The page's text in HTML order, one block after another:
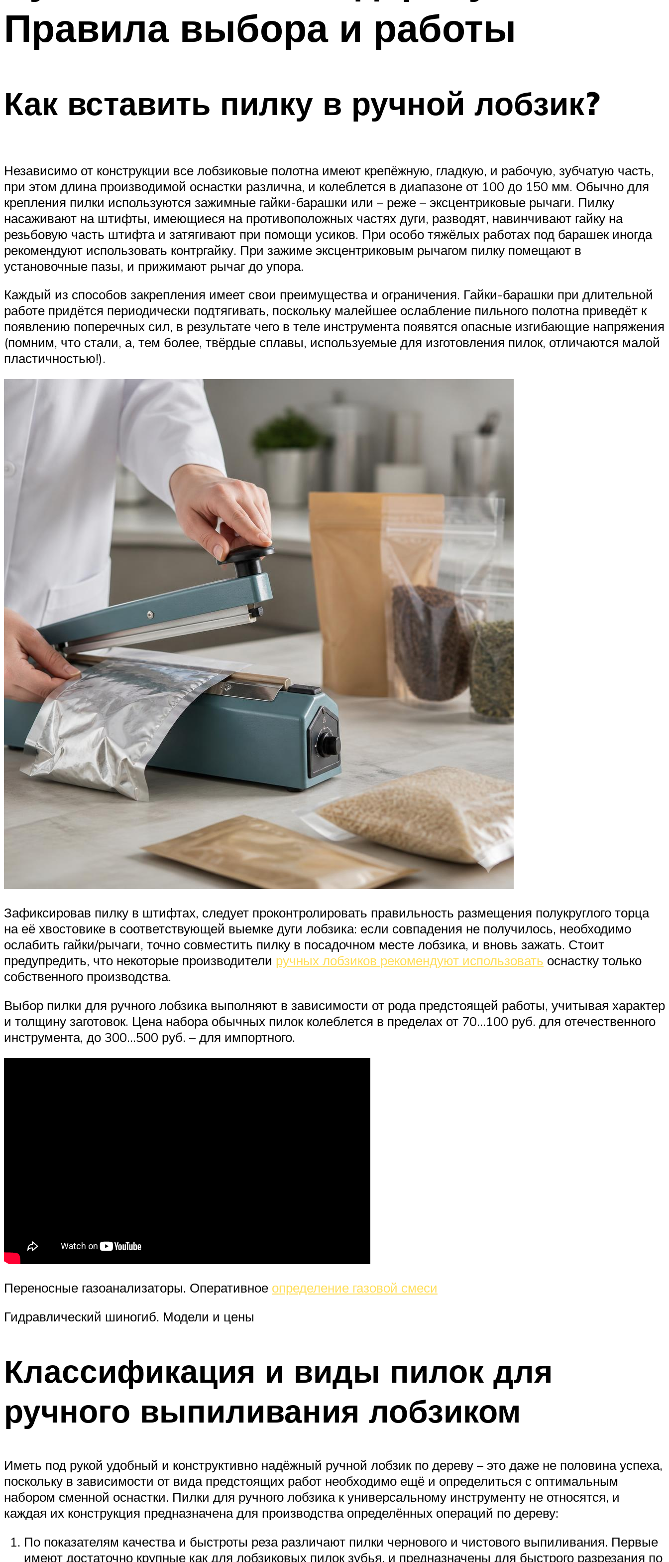
Правила выбора и работы
Как вставить пилку в ручной лобзик?
Независимо от конструкции все лобзиковые полотна имеют крепёжную, гладкую, и рабочую, зубчатую часть,
при этом длина производимой оснастки различна, и колеблется в диапазоне от 100 до 150 мм. Обычно для
крепления пилки используются зажимные гайки-барашки или – реже – эксцентриковые рычаги. Пилку
насаживают на штифты, имеющиеся на противоположных частях дуги, разводят, навинчивают гайку на
резьбовую часть штифта и затягивают при помощи усиков. При особо тяжёлых работах под барашек иногда
рекомендуют использовать контргайку. При зажиме эксцентриковым рычагом пилку помещают в
установочные пазы, и прижимают рычаг до упора.
Каждый из способов закрепления имеет свои преимущества и ограничения. Гайки-барашки при длительной
работе придётся периодически подтягивать, поскольку малейшее ослабление пильного полотна приведёт к
появлению поперечных сил, в результате чего в теле инструмента появятся опасные изгибающие напряжения
(помним, что стали, а, тем более, твёрдые сплавы, используемые для изготовления пилок, отличаются малой
пластичностью!).
Зафиксировав пилку в штифтах, следует проконтролировать правильность размещения полукруглого торца
на её хвостовике в соответствующей выемке дуги лобзика: если совпадения не получилось, необходимо
ослабить гайки/рычаги, точно совместить пилку в посадочном месте лобзика, и вновь зажать. Стоит
предупредить, что некоторые производители ручных лобзиков рекомендуют использовать оснастку только
собственного производства.
Выбор пилки для ручного лобзика выполняют в зависимости от рода предстоящей работы, учитывая характер
и толщину заготовок. Цена набора обычных пилок колеблется в пределах от 70…100 руб. для отечественного
инструмента, до 300…500 руб. – для импортного.
Переносные газоанализаторы. Оперативное определение газовой смеси
Гидравлический шиногиб. Модели и цены
Классификация и виды пилок для
ручного выпиливания лобзиком
Иметь под рукой удобный и конструктивно надёжный ручной лобзик по дереву – это даже не половина успеха,
поскольку в зависимости от вида предстоящих работ необходимо ещё и определиться с оптимальным
набором сменной оснастки. Пилки для ручного лобзика к универсальному инструменту не относятся, и
каждая их конструкция предназначена для производства определённых операций по дереву:
По показателям качества и быстроты реза различают пилки чернового и чистового выпиливания. Первые
имеют достаточно крупные как для лобзиковых пилок зубья, и предназначены для быстрого разрезания по